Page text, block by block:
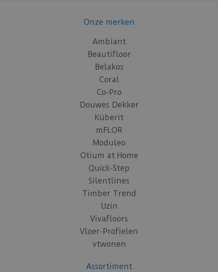
Onze merken
Ambiant
Beautifloor
Belakos
Coral
Co-Pro
Douwes Dekker
Küberit
mFLOR
Moduleo
Otium at Home
Quick-Step
Silentlines
Timber Trend
Uzin
Vivafloors
Vloer-Profielen
vtwonen
Assortiment